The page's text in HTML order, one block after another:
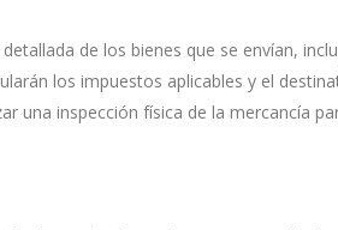
de los bienes que se envían,
los impuestos aplicables y el
una inspección física de la mercancía